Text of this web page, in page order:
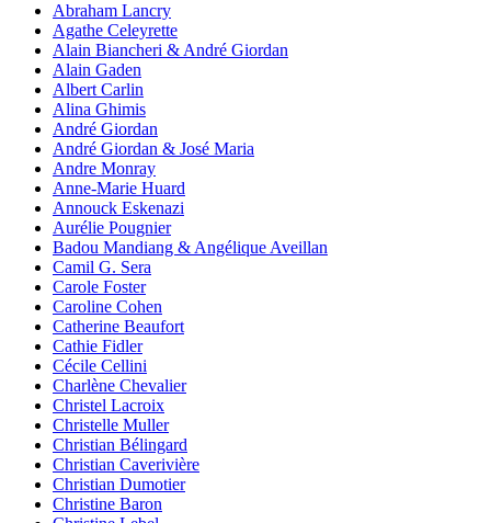
Abraham Lancry
Agathe Celeyrette
Alain Biancheri & André Giordan
Alain Gaden
Albert Carlin
Alina Ghimis
André Giordan
André Giordan & José Maria
Andre Monray
Anne-Marie Huard
Annouck Eskenazi
Aurélie Pougnier
Badou Mandiang & Angélique Aveillan
Camil G. Sera
Carole Foster
Caroline Cohen
Catherine Beaufort
Cathie Fidler
Cécile Cellini
Charlène Chevalier
Christel Lacroix
Christelle Muller
Christian Bélingard
Christian Caverivière
Christian Dumotier
Christine Baron